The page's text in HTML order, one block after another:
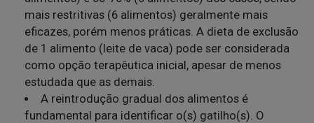
mais restritivas (6 alimentos) geralmente mais
eficazes, porém menos práticas. A dieta de exclusão
de 1 alimento (leite de vaca) pode ser considerada
como opção terapêutica inicial, apesar de menos
estudada que as demais.
A reintrodução gradual dos alimentos é
fundamental para identificar o(s) gatilho(s). O